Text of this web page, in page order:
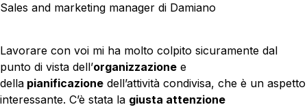
Sales and marketing manager di Damiano
Lavorare con voi mi ha molto colpito sicuramente dal
punto di vista dell’organizzazione e
della pianificazione dell’attività condivisa, che è un aspetto
interessante. C’è stata la giusta attenzione